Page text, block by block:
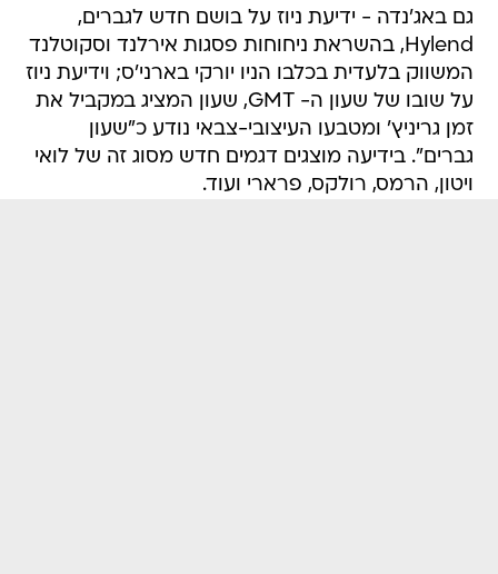
גם באג'נדה - ידיעת ניוז על בושם חדש לגברים,
Hylend, בהשראת ניחוחות פסגות אירלנד וסקוטלנד
המשווק בלעדית בכלבו הניו יורקי בארני'ס; וידיעת ניוז
על שובו של שעון ה- GMT, שעון המציג במקביל את
זמן גריניץ' ומטבעו העיצובי-צבאי נודע כ"שעון
גברים". בידיעה מוצגים דגמים חדש מסוג זה של לואי
ויטון, הרמס, רולקס, פרארי ועוד.